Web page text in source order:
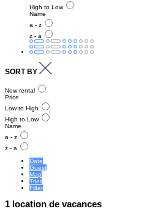
High to Low
Name
a - z
z - a
SORT BY
New rental
Price
Low to High
High to Low
Name
a - z
z - a
Date
Guest
Map
Trier
Filter
1 location de vacances